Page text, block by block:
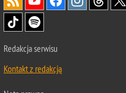
Redakcja serwisu
Kontakt z redakcją